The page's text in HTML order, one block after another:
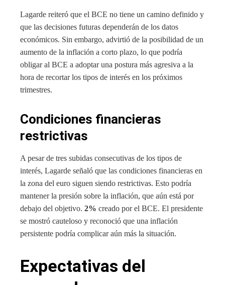
Lagarde reiteró que el BCE no tiene un camino definido y
que las decisiones futuras dependerán de los datos
económicos. Sin embargo, advirtió de la posibilidad de un
aumento de la inflación a corto plazo, lo que podría
obligar al BCE a adoptar una postura más agresiva a la
hora de recortar los tipos de interés en los próximos
trimestres.
Condiciones financieras
restrictivas
A pesar de tres subidas consecutivas de los tipos de
interés, Lagarde señaló que las condiciones financieras en
la zona del euro siguen siendo restrictivas. Esto podría
mantener la presión sobre la inflación, que aún está por
debajo del objetivo. 2% creado por el BCE. El presidente
se mostró cauteloso y reconoció que una inflación
persistente podría complicar aún más la situación.
Expectativas del